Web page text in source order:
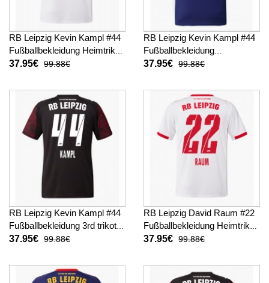
RB Leipzig Kevin Kampl #44
Fußballbekleidung Heimtrikot
2025-26 Kurzarm
37.95€ 99.88€
RB Leipzig Kevin Kampl #44
Fußballbekleidung
Auswärtstrikot 2025-26
37.95€ 99.88€
RB Leipzig Kevin Kampl #44
Fußballbekleidung 3rd trikot
2025-26 Kurzarm
37.95€ 99.88€
RB Leipzig David Raum #22
Fußballbekleidung Heimtrikot
2025-26 Kurzarm
37.95€ 99.88€